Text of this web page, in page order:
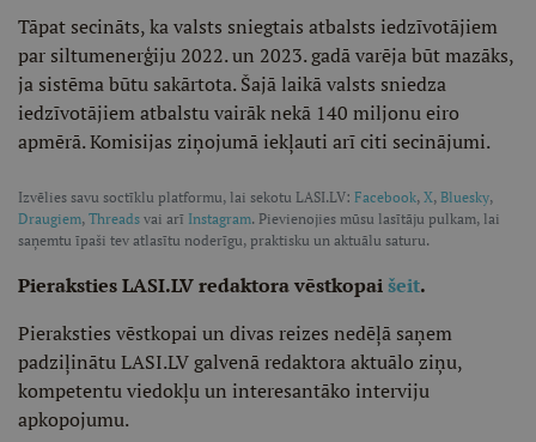
Tāpat secināts, ka valsts sniegtais atbalsts iedzīvotājiem
par siltumenerģiju 2022. un 2023. gadā varēja būt mazāks,
ja sistēma būtu sakārtota. Šajā laikā valsts sniedza
iedzīvotājiem atbalstu vairāk nekā 140 miljonu eiro
apmērā. Komisijas ziņojumā iekļauti arī citi secinājumi.
Izvēlies savu soctīklu platformu, lai sekotu LASI.LV: Facebook, X, Bluesky,
Draugiem, Threads vai arī Instagram. Pievienojies mūsu lasītāju pulkam, lai
saņemtu īpaši tev atlasītu noderīgu, praktisku un aktuālu saturu.
Pieraksties LASI.LV redaktora vēstkopaišeit.
Pieraksties vēstkopai un divas reizes nedēļā saņem
padziļinātu LASI.LV galvenā redaktora aktuālo ziņu,
kompetentu viedokļu un interesantāko interviju
apkopojumu.